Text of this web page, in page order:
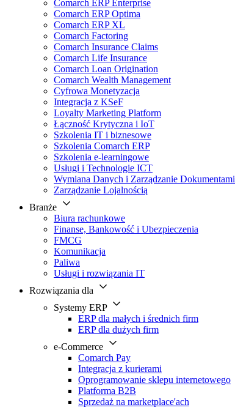
Comarch ERP Enterprise
Comarch ERP Optima
Comarch ERP XL
Comarch Factoring
Comarch Insurance Claims
Comarch Life Insurance
Comarch Loan Origination
Comarch Wealth Management
Cyfrowa Monetyzacja
Integracja z KSeF
Loyalty Marketing Platform
Łączność Krytyczna i IoT
Szkolenia IT i biznesowe
Szkolenia Comarch ERP
Szkolenia e-learningowe
Usługi i Technologie ICT
Wymiana Danych i Zarządzanie Dokumentami
Zarządzanie Lojalnością
Branże
Biura rachunkowe
Finanse, Bankowość i Ubezpieczenia
FMCG
Komunikacja
Paliwa
Usługi i rozwiązania IT
Rozwiązania dla
Systemy ERP
ERP dla małych i średnich firm
ERP dla dużych firm
e-Commerce
Comarch Pay
Integracja z kurierami
Oprogramowanie sklepu internetowego
Platforma B2B
Sprzedaż na marketplace'ach